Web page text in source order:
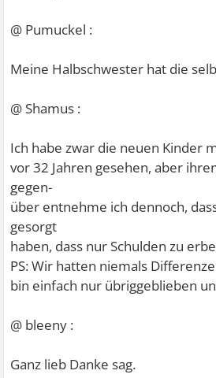
@ Pumuckel :
Meine Halbschwester hat die
@ Shamus :
Ich habe zwar die neuen Kinder
vor 32 Jahren gesehen, aber
gegen-
über entnehme ich dennoch,
gesorgt
haben, dass nur Schulden zu
PS: Wir hatten niemals
bin einfach nur übriggeblieben
@ bleeny :
Ganz lieb Danke sag.